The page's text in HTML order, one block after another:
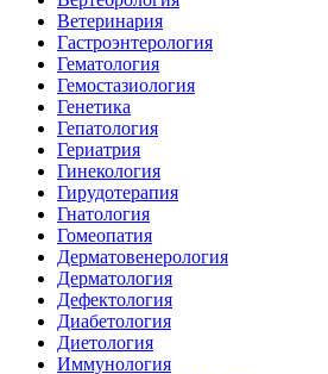
Ветеринария
Гастроэнтерология
Гематология
Гемостазиология
Генетика
Гепатология
Гериатрия
Гинекология
Гирудотерапия
Гнатология
Гомеопатия
Дерматовенерология
Дерматология
Дефектология
Диабетология
Диетология
Иммунология